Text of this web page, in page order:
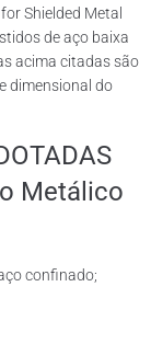
Shielded Metal
de aço baixa
acima citadas são
dimensional do
Metálico
confinado;